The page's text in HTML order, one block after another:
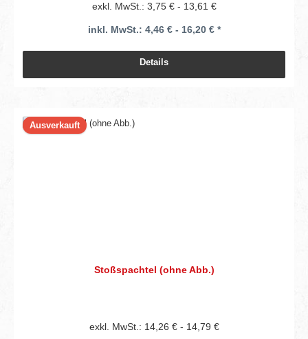
exkl. MwSt.: 3,75 € - 13,61 €
inkl. MwSt.: 4,46 € - 16,20 € *
Details
Ausverkauft
Stoßspachtel (ohne Abb.)
exkl. MwSt.: 14,26 € - 14,79 €